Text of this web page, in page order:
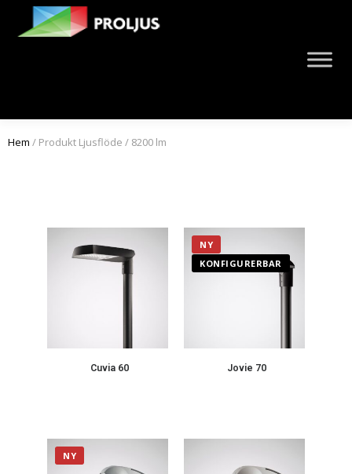
Hem / Produkt Ljusflöde / 8200 lm
Cuvia 60
NY
KONFIGURERBAR
Jovie 70
NY